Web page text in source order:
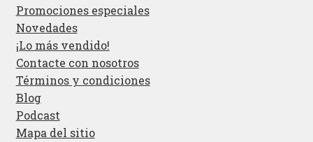
Promociones especiales
Novedades
¡Lo más vendido!
Contacte con nosotros
Términos y condiciones
Blog
Podcast
Mapa del sitio